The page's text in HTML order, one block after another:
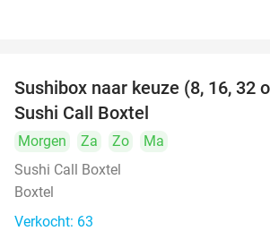
Sushibox naar keuze (8, 16, 32
Sushi Call Boxtel
Morgen Za Zo
Ma
Sushi Call Boxtel
Boxtel
Verkocht: 63